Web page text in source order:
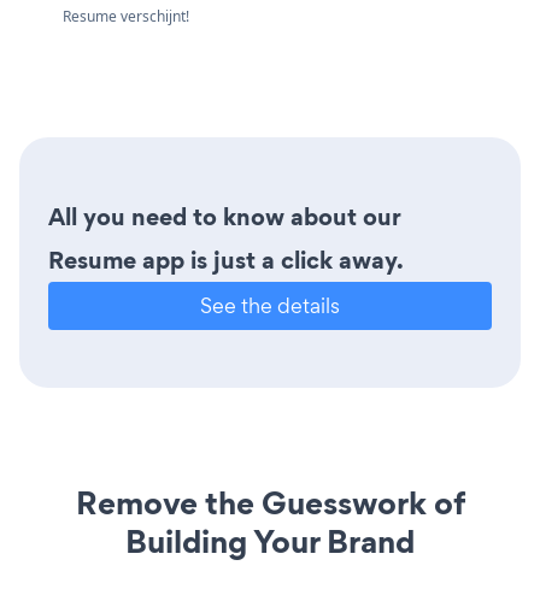
Resume verschijnt!
All you need to know about our
Resume app is just a click away.
See the details
Remove the Guesswork of
Building Your Brand